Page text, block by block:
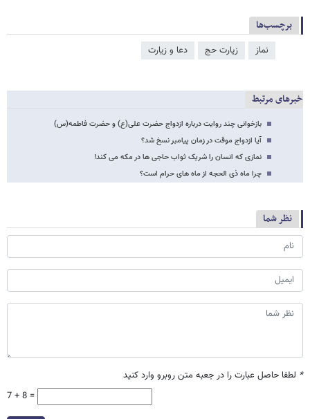
برچسب‌ها
نماز زیارت حج دعا و زیارت
خبرهای مرتبط
بازخوانی چند روایت درباره ازدواج حضرت علی(ع) و حضرت فاطمه(س)
آیا ازدواج موقت در زمان پیامبر نسخ شد؟
نمازی که انسان را شریک ثواب حاجی ها در مکه می کند!
چرا ماه ذی الحجه از ماه‌ های حرام است؟
نظر شما
* لطفا حاصل عبارت را در جعبه متن روبرو وارد کنید
7 + 8 =